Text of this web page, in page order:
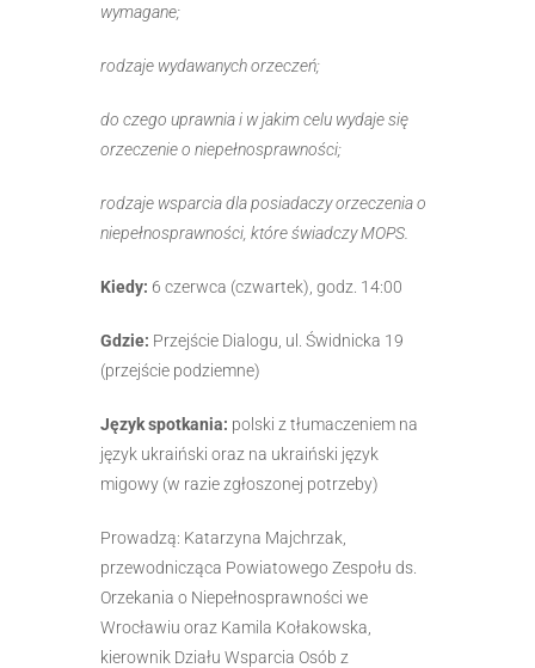
wymagane;
rodzaje wydawanych orzeczeń;
do czego uprawnia i w jakim celu wydaje się
orzeczenie o niepełnosprawności;
rodzaje wsparcia dla posiadaczy orzeczenia o
niepełnosprawności, które świadczy MOPS.
Kiedy: 6 czerwca (czwartek), godz. 14:00
Gdzie: Przejście Dialogu, ul. Świdnicka 19
(przejście podziemne)
Język spotkania: polski z tłumaczeniem na
język ukraiński oraz na ukraiński język
migowy (w razie zgłoszonej potrzeby)
Prowadzą: Katarzyna Majchrzak,
przewodnicząca Powiatowego Zespołu ds.
Orzekania o Niepełnosprawności we
Wrocławiu oraz Kamila Kołakowska,
kierownik Działu Wsparcia Osób z